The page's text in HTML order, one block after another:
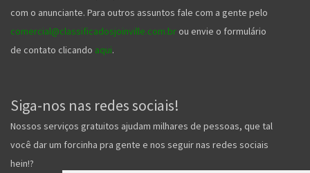
com o anunciante. Para outros assuntos fale com a gente pelo
comercial@classificadosjoinville.com.br ou envie o formulário
de contato clicando aqui.
Siga-nos nas redes sociais!
Nossos serviços gratuitos ajudam milhares de pessoas, que tal
você dar um forcinha pra gente e nos seguir nas redes sociais
hein!?